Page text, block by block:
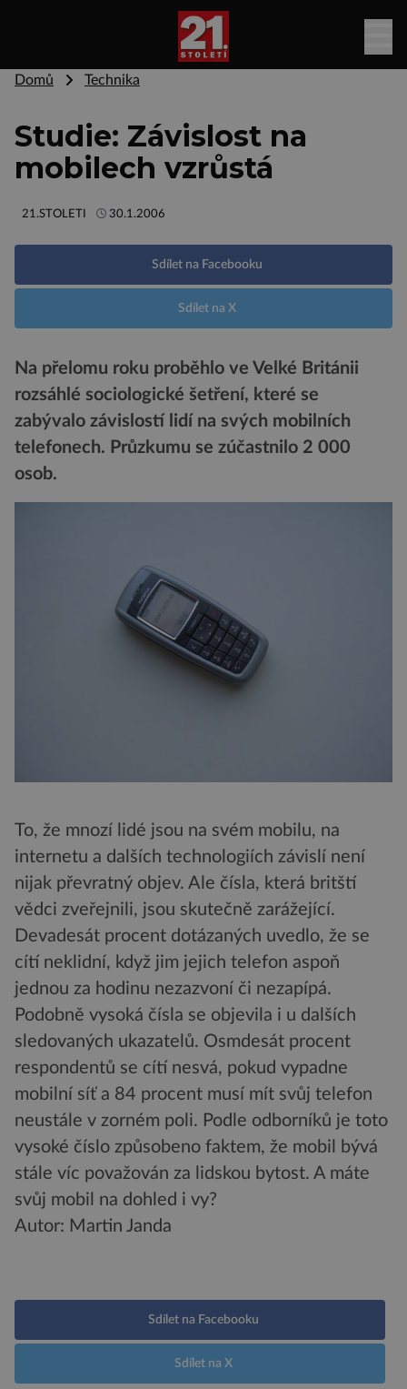
Domů Technika
Studie: Závislost na
mobilech vzrůstá
21.STOLETI 30.1.2006
Sdílet na Facebooku
Sdílet na X
Na přelomu roku proběhlo ve Velké Británii
rozsáhlé sociologické šetření, které se
zabývalo závislostí lidí na svých mobilních
telefonech. Průzkumu se zúčastnilo 2 000
osob.
To, že mnozí lidé jsou na svém mobilu, na
internetu a dalších technologiích závislí není
nijak převratný objev. Ale čísla, která britští
vědci zveřejnili, jsou skutečně zarážející.
Devadesát procent dotázaných uvedlo, že se
cítí neklidní, když jim jejich telefon aspoň
jednou za hodinu nezazvoní či nezapípá.
Podobně vysoká čísla se objevila i u dalších
sledovaných ukazatelů. Osmdesát procent
respondentů se cítí nesvá, pokud vypadne
mobilní síť a 84 procent musí mít svůj telefon
neustále v zorném poli. Podle odborníků je toto
vysoké číslo způsobeno faktem, že mobil bývá
stále víc považován za lidskou bytost. A máte
svůj mobil na dohled i vy?
Autor: Martin Janda
Sdílet na Facebooku
Sdílet na X